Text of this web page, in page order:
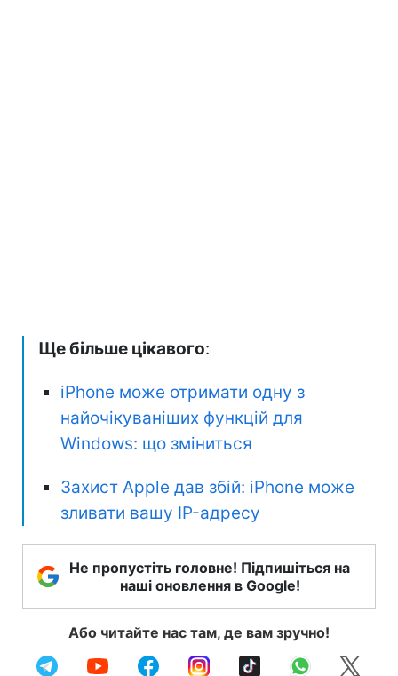
Ще більше цікавого:
iPhone може отримати одну з
найочікуваніших функцій для
Windows: що зміниться
Захист Apple дав збій: iPhone може
зливати вашу IP-адресу
Не пропустіть головне! Підпишіться на
наші оновлення в Google!
Або читайте нас там, де вам зручно!